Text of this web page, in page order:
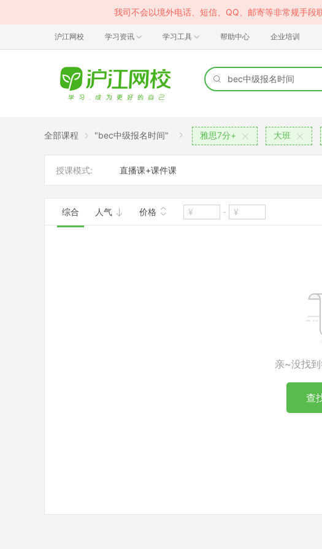
我司不会以境外电话、短信、QQ、邮寄等非常规手段
沪江网校 学习资讯 学习工具 帮助中心 企业培训
全部课程 "bec中级报名时间" 雅思7分+ 大班
授课模式: 直播课+课件课
综合 人气 价格 -
亲~没找
查